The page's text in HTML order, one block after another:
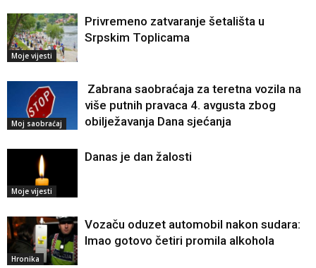
Moje vijesti
Privremeno zatvaranje šetališta u
Srpskim Toplicama
Moj saobraćaj
Zabrana saobraćaja za teretna vozila na
više putnih pravaca 4. avgusta zbog
obilježavanja Dana sjećanja
Moje vijesti
Danas je dan žalosti
Hronika
Vozaču oduzet automobil nakon sudara:
Imao gotovo četiri promila alkohola